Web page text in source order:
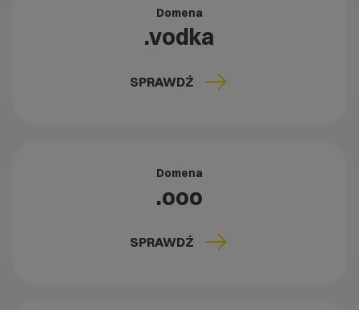
Domena
.vodka
SPRAWDŹ
Domena
.ooo
SPRAWDŹ